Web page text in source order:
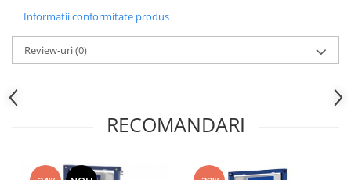
Informatii conformitate produs
Review-uri(0)
RECOMANDARI